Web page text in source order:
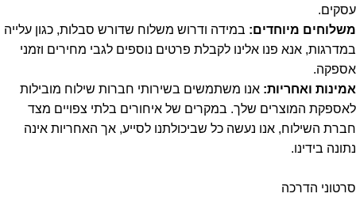
עסקים.
משלוחים מיוחדים: במידה ודרוש משלוח שדורש סבלות, כגון עלייה
במדרגות, אנא פנו אלינו לקבלת פרטים נוספים לגבי מחירים וזמני
אספקה.
אמינות ואחריות: אנו משתמשים בשירותי חברות שילוח מובילות
לאספקת המוצרים שלך. במקרים של איחורים בלתי צפויים מצד
חברת השילוח, אנו נעשה כל שביכולתנו לסייע, אך האחריות אינה
נתונה בידינו.
סרטוני הדרכה